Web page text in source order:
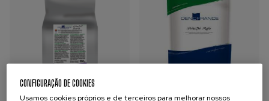
CONFIGURAÇÃO DE COOKIES
Usamos cookies próprios e de terceiros para melhorar nossos